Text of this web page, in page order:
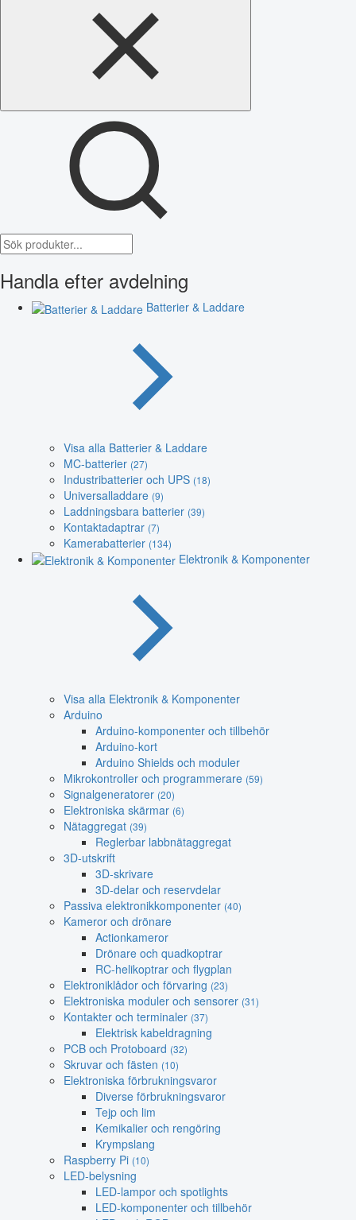
Handla efter avdelning
Batterier & Laddare
Visa alla Batterier & Laddare
MC-batterier (27)
Industribatterier och UPS (18)
Universalladdare (9)
Laddningsbara batterier (39)
Kontaktadaptrar (7)
Kamerabatterier (134)
Elektronik & Komponenter
Visa alla Elektronik & Komponenter
Arduino
Arduino-komponenter och tillbehör
Arduino-kort
Arduino Shields och moduler
Mikrokontroller och programmerare (59)
Signalgeneratorer (20)
Elektroniska skärmar (6)
Nätaggregat (39)
Reglerbar labbnätaggregat
3D-utskrift
3D-skrivare
3D-delar och reservdelar
Passiva elektronikkomponenter (40)
Kameror och drönare
Actionkameror
Drönare och quadkoptrar
RC-helikoptrar och flygplan
Elektroniklådor och förvaring (23)
Elektroniska moduler och sensorer (31)
Kontakter och terminaler (37)
Elektrisk kabeldragning
PCB och Protoboard (32)
Skruvar och fästen (10)
Elektroniska förbrukningsvaror
Diverse förbrukningsvaror
Tejp och lim
Kemikalier och rengöring
Krympslang
Raspberry Pi (10)
LED-belysning
LED-lampor och spotlights
LED-komponenter och tillbehör